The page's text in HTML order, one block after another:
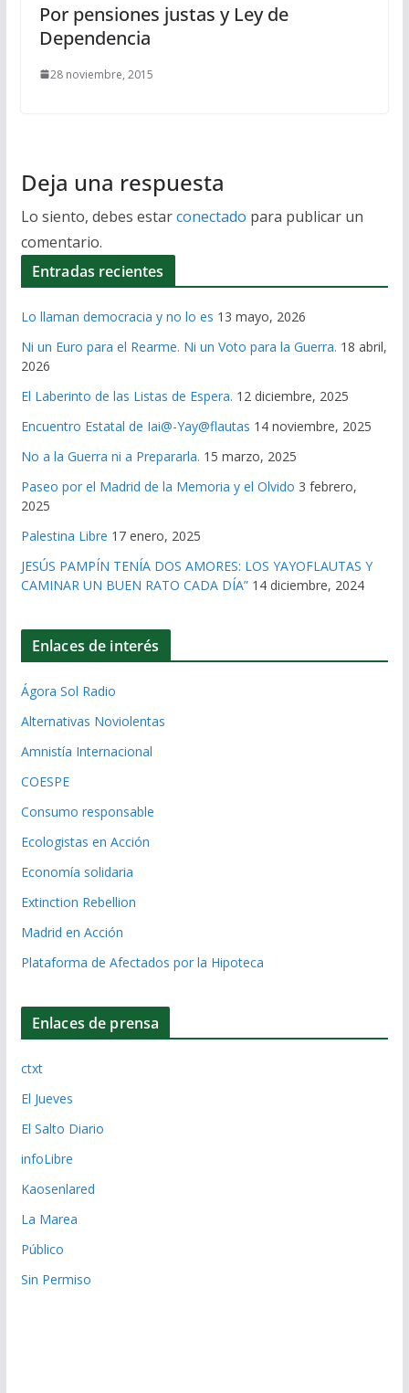
Por pensiones justas y Ley de
Dependencia
28 noviembre, 2015
Deja una respuesta
Lo siento, debes estarconectado para publicar un
comentario.
Entradas recientes
Lo llaman democracia y no lo es 13 mayo, 2026
Ni un Euro para el Rearme. Ni un Voto para la Guerra. 18 abril,
2026
El Laberinto de las Listas de Espera. 12 diciembre, 2025
Encuentro Estatal de Iai@-Yay@flautas 14 noviembre, 2025
No a la Guerra ni a Prepararla. 15 marzo, 2025
Paseo por el Madrid de la Memoria y el Olvido 3 febrero,
2025
Palestina Libre 17 enero, 2025
JESÚS PAMPÍN TENÍA DOS AMORES: LOS YAYOFLAUTAS Y
CAMINAR UN BUEN RATO CADA DÍA” 14 diciembre, 2024
Enlaces de interés
Ágora Sol Radio
Alternativas Noviolentas
Amnistía Internacional
COESPE
Consumo responsable
Ecologistas en Acción
Economía solidaria
Extinction Rebellion
Madrid en Acción
Plataforma de Afectados por la Hipoteca
Enlaces de prensa
ctxt
El Jueves
El Salto Diario
infoLibre
Kaosenlared
La Marea
Público
Sin Permiso